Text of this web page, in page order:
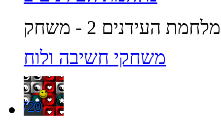
משחקי חשיבה ולוח